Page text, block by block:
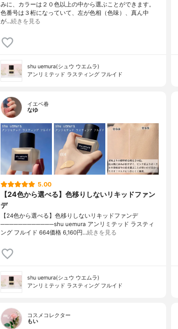
みに、カラーは２０色以上の中から選ぶことができます。
色番号は３桁になっていて、左が色相（色味）、真ん中
が…続きを見る
shu uemura(シュウ ウエムラ)
アンリミテッド ラスティング フルイド
イエベ春
なゆ
5.00
【24色から選べる】色移りしないリキッドファン
デ
【24色から選べる】色移りしないリキッドファンデ
────────────shu uemura アンリミテッド ラスティ
ング フルイド 664価格 6,160円…続きを見る
shu uemura(シュウ ウエムラ)
アンリミテッド ラスティング フルイド
コスメコレクター
もい